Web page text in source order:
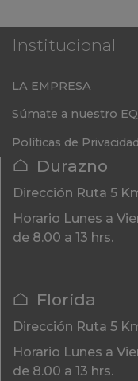
Institucional
LA EMPRESA
Súmate a nuestro
Políticas de
Durazno
Dirección Ruta 5
Horario Lunes a
de 8.00 a 13 hrs.
Florida
Dirección Ruta 5
Horario Lunes a
de 8.00 a 13 hrs.